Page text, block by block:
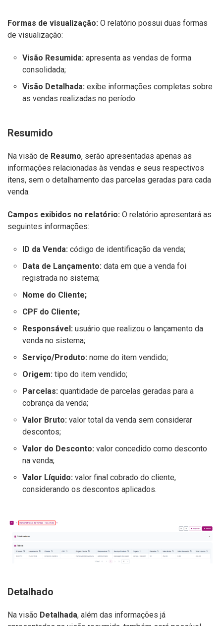
Formas de visualização: O relatório possui duas formas
de visualização:
Visão Resumida: apresenta as vendas de forma
consolidada;
Visão Detalhada: exibe informações completas sobre
as vendas realizadas no período.
Resumido
Na visão de Resumo, serão apresentadas apenas as
informações relacionadas às vendas e seus respectivos
itens, sem o detalhamento das parcelas geradas para cada
venda.
Campos exibidos no relatório: O relatório apresentará as
seguintes informações:
ID da Venda: código de identificação da venda;
Data de Lançamento: data em que a venda foi
registrada no sistema;
Nome do Cliente;
CPF do Cliente;
Responsável: usuário que realizou o lançamento da
venda no sistema;
Serviço/Produto: nome do item vendido;
Origem: tipo do item vendido;
Parcelas: quantidade de parcelas geradas para a
cobrança da venda;
Valor Bruto: valor total da venda sem considerar
descontos;
Valor do Desconto: valor concedido como desconto
na venda;
Valor Líquido: valor final cobrado do cliente,
considerando os descontos aplicados.
Detalhado
Na visão Detalhada, além das informações já